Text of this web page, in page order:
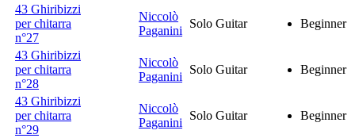
43 Ghiribizzi
per chitarra
n°27
Niccolò
Paganini
Solo Guitar Beginner
43 Ghiribizzi
per chitarra
n°28
Niccolò
Paganini
Solo Guitar Beginner
43 Ghiribizzi
per chitarra
n°29
Niccolò
Paganini
Solo Guitar Beginner